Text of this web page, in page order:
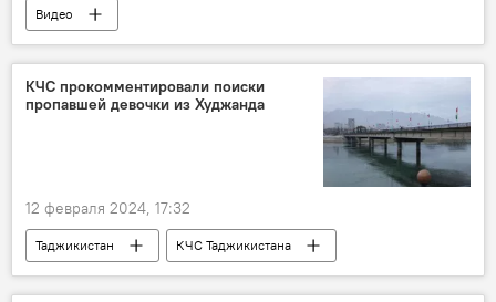
Видео
Новости Худжанда и Согдийской области
Таджикистан
озеро Экология
КЧС прокомментировали поиски
пропавшей девочки из Худжанда
12 февраля 2024, 17:32
Таджикистан
КЧС Таджикистана
Новости Худжанда и Согдийской области